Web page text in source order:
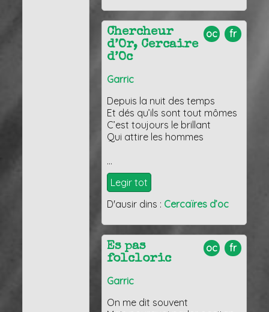
fr
oc
Chercheur
d’Or, Cercaire
d’Oc
Garric
Depuis la nuit des temps
Et dés qu’ils sont tout mômes
C’est toujours le brillant
Qui attire les hommes
…
Legir tot
D'ausir dins : Cercaïres d’oc
fr
oc
Es pas
folcloric
Garric
On me dit souvent